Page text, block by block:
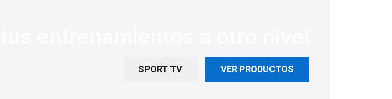
SPORT TV VER PRODUCTOS